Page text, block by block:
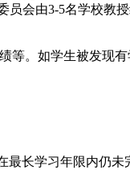
会由3-5名学校教
等。如学生被发现
长学习年限内仍